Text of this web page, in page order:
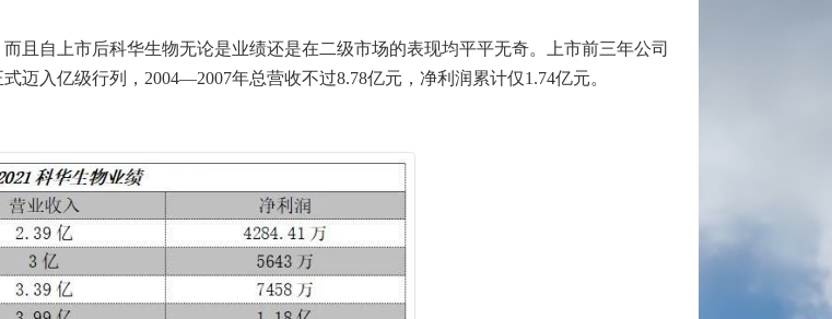
且自上市后科华生物无论是业绩还是在二级市场的表现均平平无奇。上市前三年公司
迈入亿级行列，2004—2007年总营收不过8.78亿元，净利润累计仅1.74亿元。